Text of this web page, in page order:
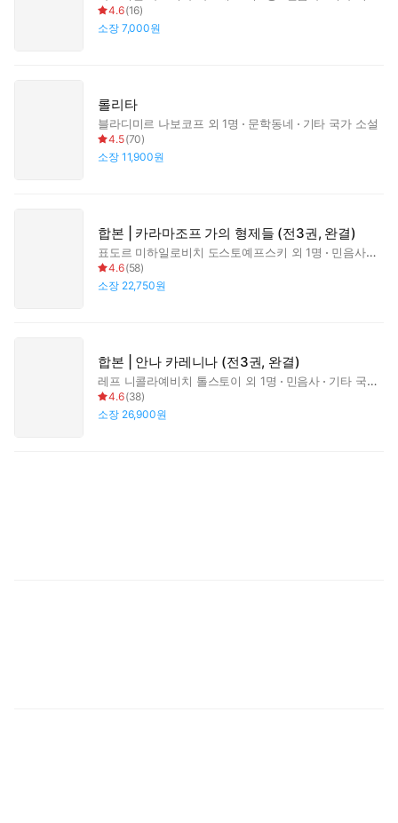
4.6(16)
소장 7,000원
롤리타
블라디미르 나보코프 외 1명 문학동네 기타 국가 소설
4.5(70)
소장 11,900원
합본 | 카라마조프 가의 형제들 (전3권, 완결)
표도르 미하일로비치 도스토예프스키 외 1명 민음사 기
4.6(58)
소장 22,750원
합본 | 안나 카레니나 (전3권, 완결)
레프 니콜라예비치 톨스토이 외 1명 민음사 기타 국가 소설
4.6(38)
소장 26,900원